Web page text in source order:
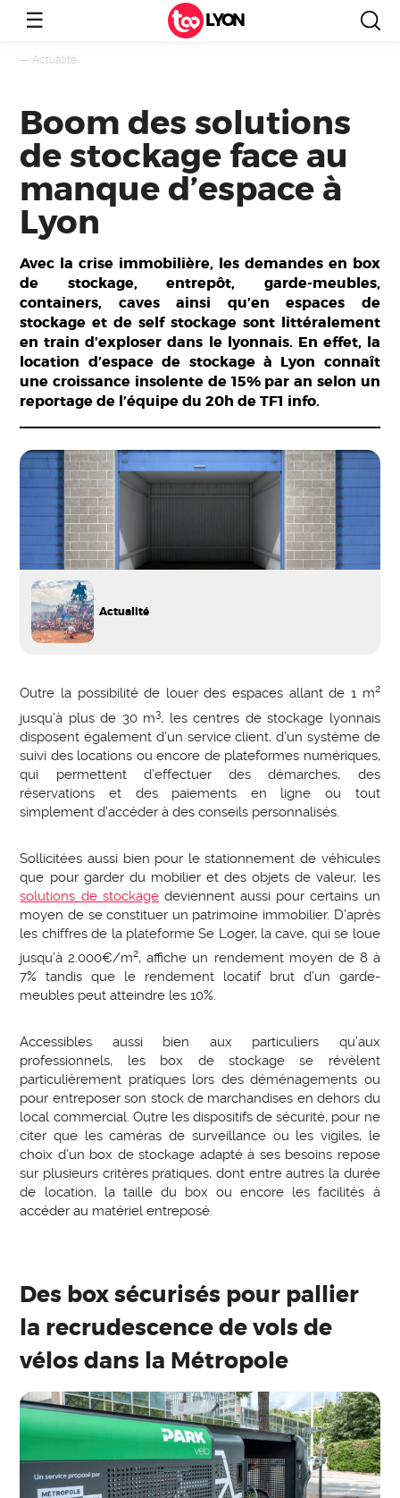
☰ LYON
— Actualité
Boom des solutions
de stockage face au
manque d’espace à
Lyon
Avec la crise immobilière, les demandes en box
de stockage, entrepôt, garde-meubles,
containers, caves ainsi qu’en espaces de
stockage et de self stockage sont littéralement
en train d’exploser dans le lyonnais. En effet, la
location d’espace de stockage à Lyon connaît
une croissance insolente de 15% par an selon un
reportage de l’équipe du 20h de TF1 info.
Actualité
Outre la possibilité de louer des espaces allant de 1 m2
jusqu’à plus de 30 m3, les centres de stockage lyonnais
disposent également d’un service client, d’un système de
suivi des locations ou encore de plateformes numériques,
qui permettent d’effectuer des démarches, des
réservations et des paiements en ligne ou tout
simplement d’accéder à des conseils personnalisés.
Sollicitées aussi bien pour le stationnement de véhicules
que pour garder du mobilier et des objets de valeur, les
solutions de stockagedeviennent aussi pour certains un
moyen de se constituer un patrimoine immobilier. D’après
les chiffres de la plateforme Se Loger, la cave, qui se loue
jusqu’à 2.000€/m2, affiche un rendement moyen de 8 à
7% tandis que le rendement locatif brut d’un garde-
meubles peut atteindre les 10%.
Accessibles aussi bien aux particuliers qu’aux
professionnels, les box de stockage se révèlent
particulièrement pratiques lors des déménagements ou
pour entreposer son stock de marchandises en dehors du
local commercial. Outre les dispositifs de sécurité, pour ne
citer que les caméras de surveillance ou les vigiles, le
choix d’un box de stockage adapté à ses besoins repose
sur plusieurs critères pratiques, dont entre autres la durée
de location, la taille du box ou encore les facilités à
accéder au matériel entreposé.
Des box sécurisés pour pallier
la recrudescence de vols de
vélos dans la Métropole